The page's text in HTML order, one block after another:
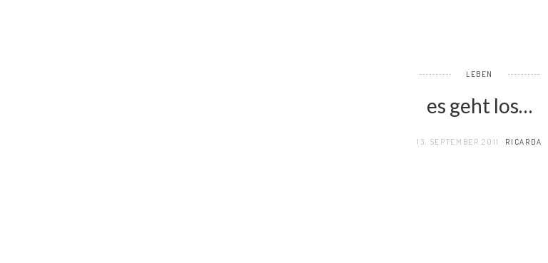
LEBEN
es geht los…
13. SEPTEMBER 2011 RICARDA